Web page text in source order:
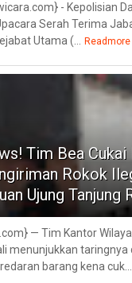
- Kepolisian
Serah Terima
Utama (... Readmore
Tim Bea Cukai
Rokok
Ujung Tanjung
— Tim Kantor
menunjukkan taringnya
barang kena cuk...